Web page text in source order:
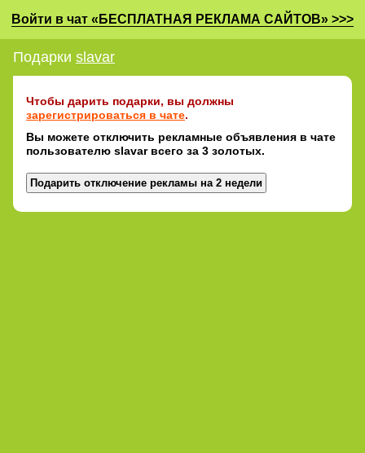
Войти в чат «БЕСПЛАТНАЯ РЕКЛАМА САЙТОВ» >>>
Подарки slavar
Чтобы дарить подарки, вы должны
зарегистрироваться в чате.
Вы можете отключить рекламные объявления в чате
пользователю slavar всего за 3 золотых.